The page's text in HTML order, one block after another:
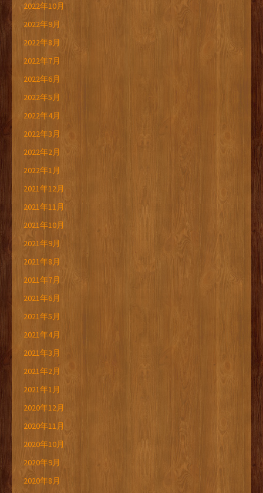
2022年10月
2022年9月
2022年8月
2022年7月
2022年6月
2022年5月
2022年4月
2022年3月
2022年2月
2022年1月
2021年12月
2021年11月
2021年10月
2021年9月
2021年8月
2021年7月
2021年6月
2021年5月
2021年4月
2021年3月
2021年2月
2021年1月
2020年12月
2020年11月
2020年10月
2020年9月
2020年8月